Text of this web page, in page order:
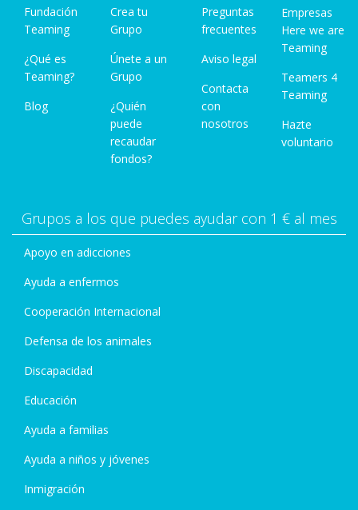
Fundación
Teaming
¿Qué es
Teaming?
Blog
Crea tu
Grupo
Únete a un
Grupo
¿Quién
puede
recaudar
fondos?
Preguntas
frecuentes
Aviso legal
Contacta
con
nosotros
Empresas
Here we are
Teaming
Teamers 4
Teaming
Hazte
voluntario
Grupos a los que puedes ayudar con 1 € al mes
Apoyo en adicciones
Ayuda a enfermos
Cooperación Internacional
Defensa de los animales
Discapacidad
Educación
Ayuda a familias
Ayuda a niños y jóvenes
Inmigración